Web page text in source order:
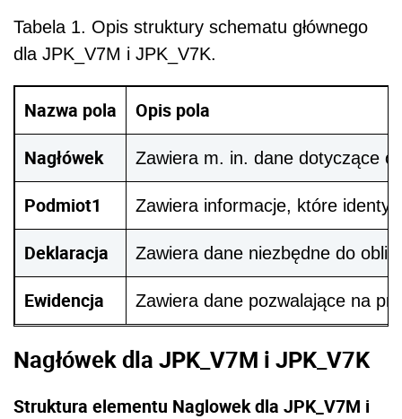
Tabela 1. Opis struktury schematu głównego
dla JPK_V7M i JPK_V7K.
Nazwa pola
Opis pola
Nagłówek
Zawiera m. in. dane dotyczące
Podmiot1 Zawiera informacje, które
Deklaracja Zawiera dane niezbędne do
Ewidencja Zawiera dane pozwalające na
Nagłówek dla JPK_V7M i JPK_V7K
Struktura elementu Naglowek dla JPK_V7M i